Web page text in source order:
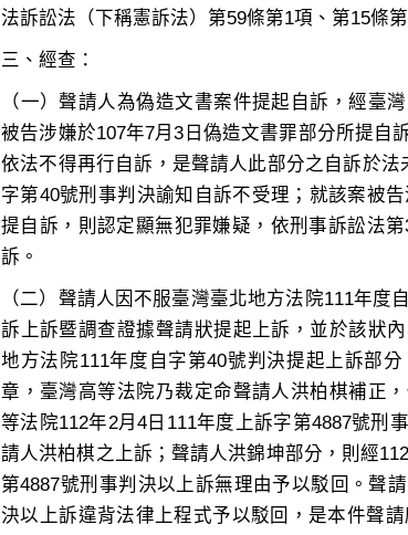
（一）聲請人為偽造文書案件提起自訴，經臺
被告涉嫌於107年7月3日偽造文書罪部分所提自
依法不得再行自訴，是聲請人此部分之自訴於
字第40號刑事判決諭知自訴不受理；就該案被
提自訴，則認定顯無犯罪嫌疑，依刑事訴訟法
（二）聲請人因不服臺灣臺北地方法院111年度
訴上訴暨調查證據聲請狀提起上訴，並於該狀
地方法院111年度自字第40號判決提起上訴部
章，臺灣高等法院乃裁定命聲請人洪柏棋補正
等法院112年2月4日111年度上訴字第4887號刑
請人洪柏棋之上訴；聲請人洪錦坤部分，則經
第4887號刑事判決以上訴無理由予以駁回。聲
決以上訴違背法律上程式予以駁回，是本件聲